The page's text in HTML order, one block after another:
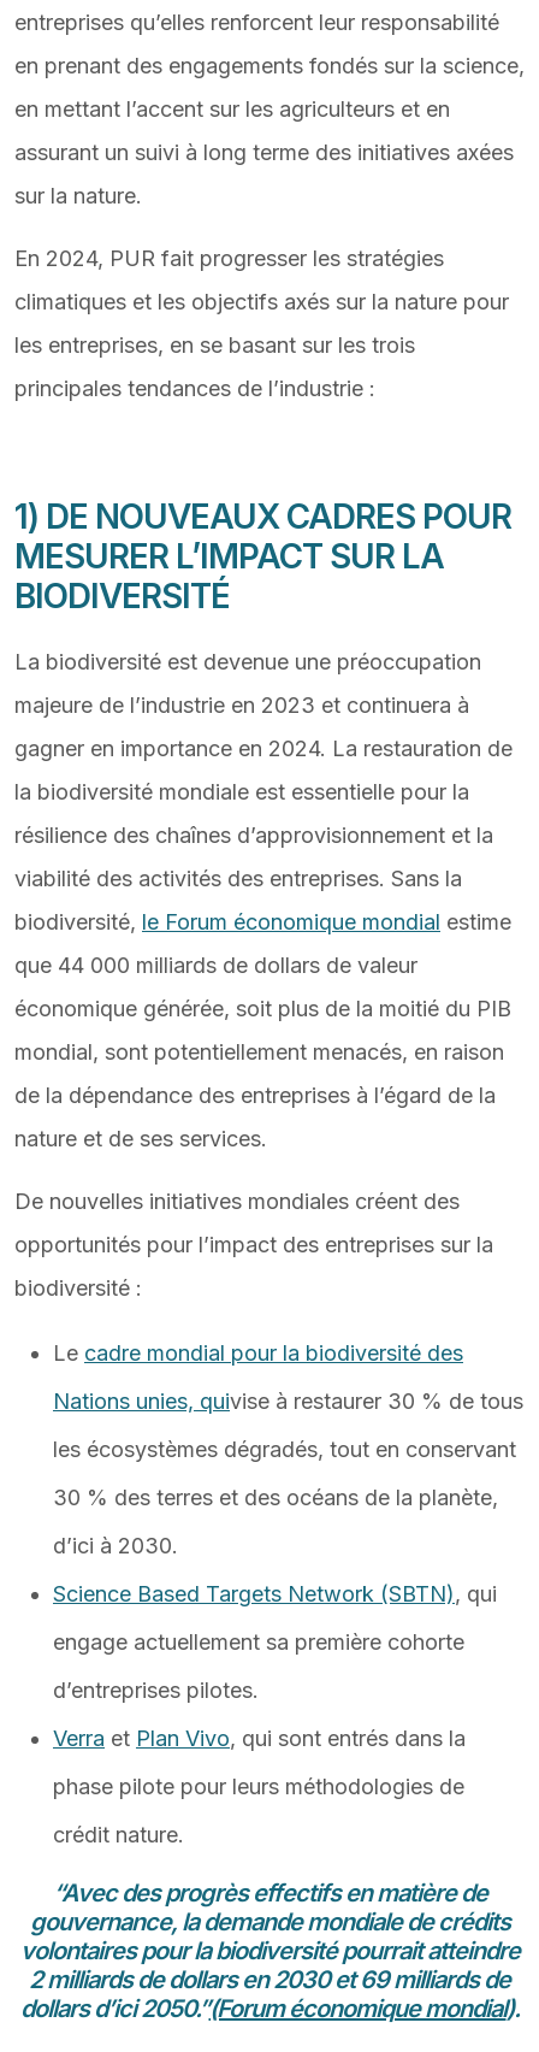
entreprises qu’elles renforcent leur responsabilité
en prenant des engagements fondés sur la science,
en mettant l’accent sur les agriculteurs et en
assurant un suivi à long terme des initiatives axées
sur la nature.
En 2024, PUR fait progresser les stratégies
climatiques et les objectifs axés sur la nature pour
les entreprises, en se basant sur les trois
principales tendances de l’industrie :
1) DE NOUVEAUX CADRES POUR
MESURER L’IMPACT SUR LA
BIODIVERSITÉ
La biodiversité est devenue une préoccupation
majeure de l’industrie en 2023 et continuera à
gagner en importance en 2024. La restauration de
la biodiversité mondiale est essentielle pour la
résilience des chaînes d’approvisionnement et la
viabilité des activités des entreprises. Sans la
biodiversité, le Forum économique mondial estime
que 44 000 milliards de dollars de valeur
économique générée, soit plus de la moitié du PIB
mondial, sont potentiellement menacés, en raison
de la dépendance des entreprises à l’égard de la
nature et de ses services.
De nouvelles initiatives mondiales créent des
opportunités pour l’impact des entreprises sur la
biodiversité :
Le cadre mondial pour la biodiversité des
Nations unies, quivise à restaurer 30 % de tous
les écosystèmes dégradés, tout en conservant
30 % des terres et des océans de la planète,
d’ici à 2030.
Science Based Targets Network (SBTN), qui
engage actuellement sa première cohorte
d’entreprises pilotes.
Verra et Plan Vivo, qui sont entrés dans la
phase pilote pour leurs méthodologies de
crédit nature.
“Avec des progrès effectifs en matière de
gouvernance, la demande mondiale de crédits
volontaires pour la biodiversité pourrait atteindre
2 milliards de dollars en 2030 et 69 milliards de
dollars d’ici 2050.”(Forum économique mondial).